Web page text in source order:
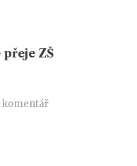
přeje ZŠ
komentář